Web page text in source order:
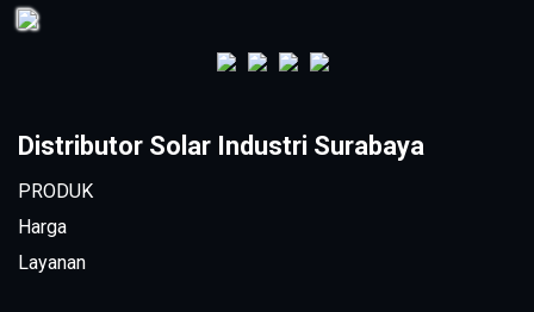
Distributor Solar Industri Surabaya
PRODUK
Harga
Layanan